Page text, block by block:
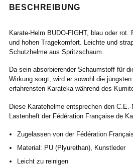
BESCHREIBUNG
Karate-Helm BUDO-FIGHT, blau oder rot.
und hohen Tragekomfort. Leichte und
Schutzhelme aus Spritzschaum.
Da sein absorbierender Schaumstoff für
Wirkung sorgt, wird er sowohl die
erfahrensten Karateka während des
Diese Karatehelme entsprechen den
Lastenheft der Fédération Française de
Zugelassen von der Fédération
Material: PU (Plyurethan), Kunstleder
Leicht zu reinigen